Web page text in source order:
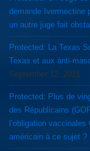
demande Ivermectine
un autre juge fait
Protected: La Texas
Texas et aux anti-
September 12, 2021
Protected: Plus de
des Républicains
l’obligation
américain à ce sujet ?